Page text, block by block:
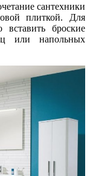
сантехники
плиткой. Для
броские
или напольных